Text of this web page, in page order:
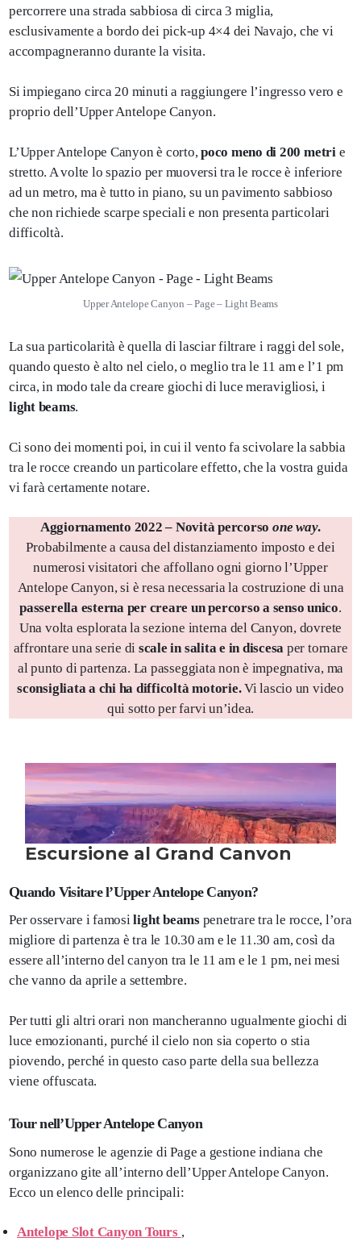
percorrere una strada sabbiosa di circa 3 miglia,
esclusivamente a bordo dei pick-up 4×4 dei Navajo, che vi
accompagneranno durante la visita.
Si impiegano circa 20 minuti a raggiungere l’ingresso vero e
proprio dell’Upper Antelope Canyon.
L’Upper Antelope Canyon è corto,poco meno di 200 metri e
stretto. A volte lo spazio per muoversi tra le rocce è inferiore
ad un metro, ma è tutto in piano, su un pavimento sabbioso
che non richiede scarpe speciali e non presenta particolari
difficoltà.
Upper Antelope Canyon – Page – Light Beams
La sua particolarità è quella di lasciar filtrare i raggi del sole,
quando questo è alto nel cielo, o meglio tra le 11 am e l’1 pm
circa, in modo tale da creare giochi di luce meravigliosi, i
light beams.
Ci sono dei momenti poi, in cui il vento fa scivolare la sabbia
tra le rocce creando un particolare effetto, che la vostra guida
vi farà certamente notare.
Aggiornamento 2022 – Novità percorsoone way.
Probabilmente a causa del distanziamento imposto e dei
numerosi visitatori che affollano ogni giorno l’Upper
Antelope Canyon, si è resa necessaria la costruzione di una
passerella esterna per creare un percorso a senso unico.
Una volta esplorata la sezione interna del Canyon, dovrete
affrontare una serie di scale in salita e in discesa per tornare
al punto di partenza. La passeggiata non è impegnativa, ma
sconsigliata a chi ha difficoltà motorie.Vi lascio un video
qui sotto per farvi un’idea.
Quando Visitare l’Upper Antelope Canyon?
Per osservare i famosilight beamspenetrare tra le rocce, l’ora
migliore di partenza è tra le 10.30 am e le 11.30 am, così da
essere all’interno del canyon tra le 11 am e le 1 pm, nei mesi
che vanno da aprile a settembre.
Per tutti gli altri orari non mancheranno ugualmente giochi di
luce emozionanti, purché il cielo non sia coperto o stia
piovendo, perché in questo caso parte della sua bellezza
viene offuscata.
Tour nell’Upper Antelope Canyon
Sono numerose le agenzie di Page a gestione indiana che
organizzano gite all’interno dell’Upper Antelope Canyon.
Ecco un elenco delle principali:
Antelope Slot Canyon Tours ,